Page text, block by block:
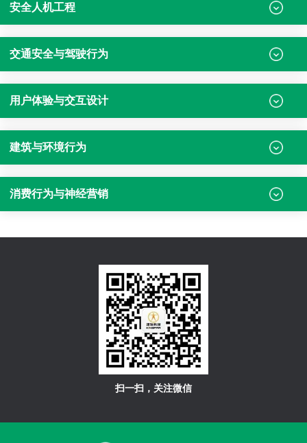
安全人机工程
交通安全与驾驶行为
用户体验与交互设计
建筑与环境行为
消费行为与神经营销
扫一扫，关注微信